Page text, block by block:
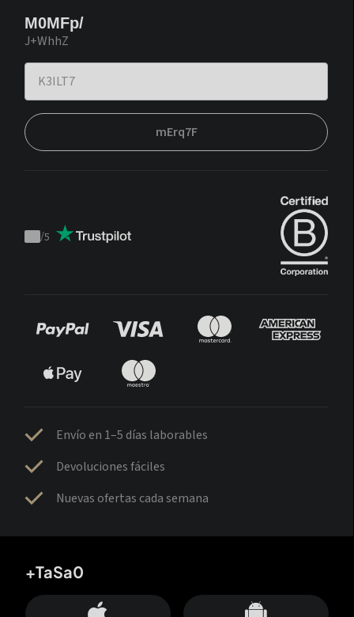
M0MFp/
J+WhhZ
mErq7F
Trustpilot
/5
Envío en 1–5 días laborables
Devoluciones fáciles
Nuevas ofertas cada semana
+TaSa0